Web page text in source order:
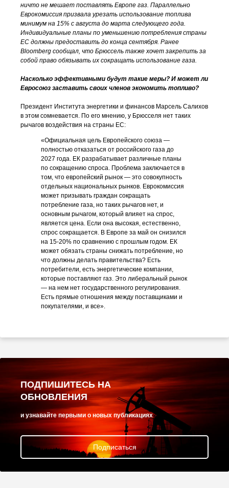
ничто не мешает поставлять Европе газ. Параллельно
Еврокомиссия призвала урезать использование топлива
минимум на 15% с августа до марта следующего года.
Индивидуальные планы по уменьшению потребления страны
ЕС должны предоставить до конца сентября. Ранее
Bloomberg сообщал, что Брюссель также хочет закрепить за
собой право обязывать их сокращать использование газа.
Насколько эффективными будут такие меры? И может ли
Евросоюз заставить своих членов экономить топливо?
Президент Института энергетики и финансов Марсель Салихов
в этом сомневается. По его мнению, у Брюсселя нет таких
рычагов воздействия на страны ЕС:
«Официальная цель Европейского союза —
полностью отказаться от российского газа до
2027 года. ЕК разрабатывает различные планы
по сокращению спроса. Проблема заключается в
том, что европейский рынок — это совокупность
отдельных национальных рынков. Еврокомиссия
может призывать граждан сокращать
потребление газа, но таких рычагов нет, и
основным рычагом, который влияет на спрос,
является цена. Если она высокая, естественно,
спрос сокращается. В Европе за май он снизился
на 15-20% по сравнению с прошлым годом. ЕК
может обязать страны снижать потребление, но
что должны делать правительства? Есть
потребители, есть энергетические компании,
которые поставляют газ. Это либеральный рынок
— на нем нет государственного регулирования.
Есть прямые отношения между поставщиками и
покупателями, и все».
ПОДПИШИТЕСЬ НА
ОБНОВЛЕНИЯ
и узнавайте первыми о новых публикациях
Подписаться